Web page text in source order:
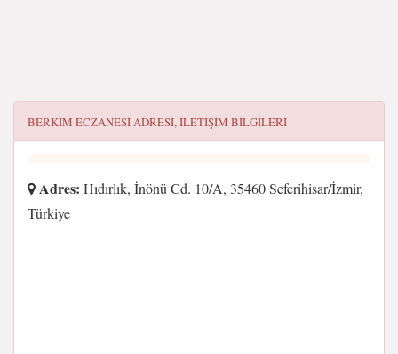
BERKIM ECZANESIADRESI, ILETIŞIM BILGILERI
Adres: Hıdırlık, İnönü Cd. 10/A, 35460 Seferihisar/İzmir,
Türkiye